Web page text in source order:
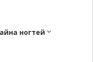
ногтей